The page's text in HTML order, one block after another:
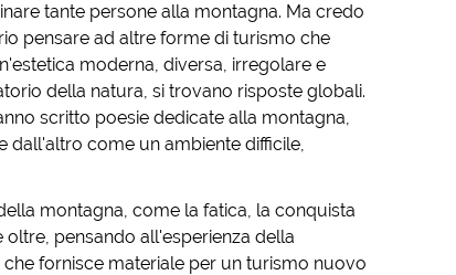
tante persone alla montagna. Ma credo
pensare ad altre forme di turismo che
moderna, diversa, irregolare e
della natura, si trovano risposte globali.
scritto poesie dedicate alla montagna,
dall'altro come un ambiente difficile,
montagna, come la fatica, la conquista
pensando all'esperienza della
che fornisce materiale per un turismo nuovo